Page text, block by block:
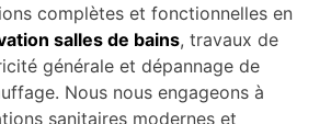
complètes et fonctionnelles en
salles de bains, travaux de
générale et dépannage de
Nous nous engageons à
sanitaires modernes et